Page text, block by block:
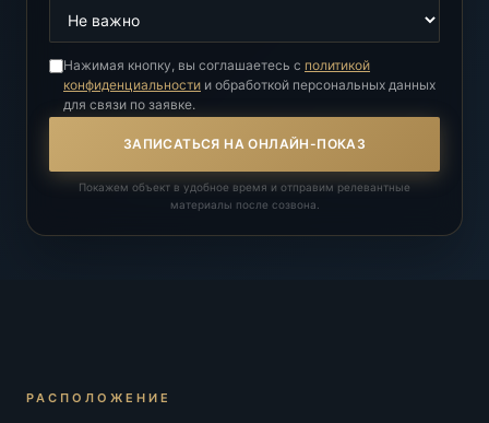
Нажимая кнопку, вы соглашаетесь с политикой
конфиденциальности и обработкой персональных данных
для связи по заявке.
ЗАПИСАТЬСЯ НА ОНЛАЙН-ПОКАЗ
Покажем объект в удобное время и отправим релевантные
материалы после созвона.
РАСПОЛОЖЕНИЕ